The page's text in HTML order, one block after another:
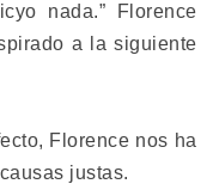
nada.” Florence
a la siguiente
Florence nos ha
justas.